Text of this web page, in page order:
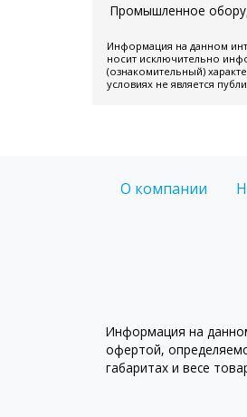
Промышленное
Информация на данном
носит исключительно
(ознакомительный)
условиях не является
О компании
Информация на
офертой,
габаритах и весе